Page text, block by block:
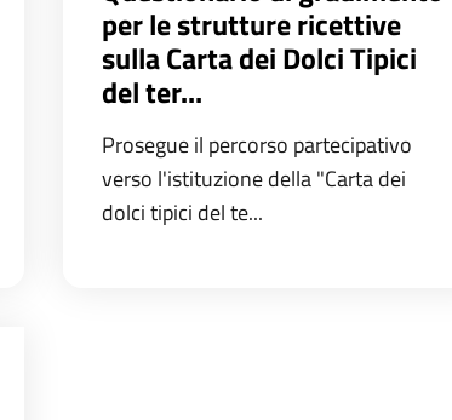
per le strutture ricettive
sulla Carta dei Dolci Tipici
del ter...
Prosegue il percorso partecipativo
verso l'istituzione della "Carta dei
dolci tipici del te...